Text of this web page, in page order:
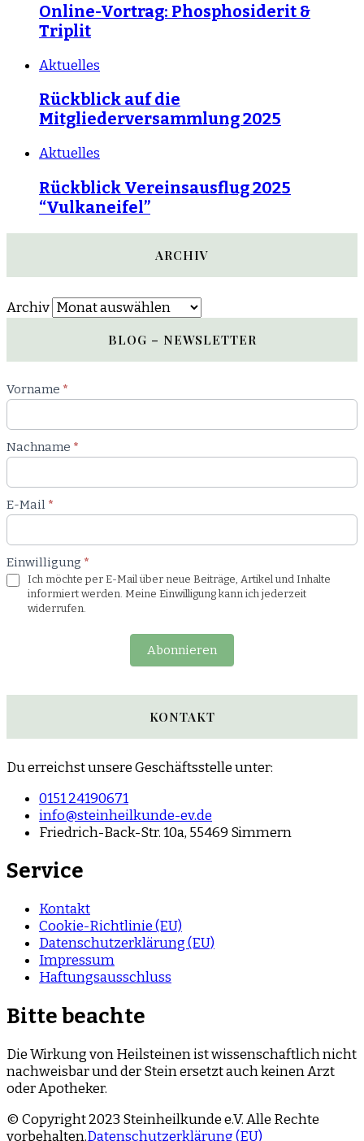
Online-Vortrag: Phosphosiderit &
Triplit
Aktuelles
Rückblick auf die
Mitgliederversammlung 2025
Aktuelles
Rückblick Vereinsausflug 2025
“Vulkaneifel”
ARCHIV
Archiv
BLOG – NEWSLETTER
Newsletter
Blog
Vorname *
Nachname *
E-Mail *
Einwilligung *
Ich möchte per E-Mail über neue Beiträge, Artikel und Inhalte
informiert werden. Meine Einwilligung kann ich jederzeit
widerrufen.
Abonnieren
KONTAKT
Du erreichst unsere Geschäftsstelle unter:
0151 24190671
info@steinheilkunde-ev.de
Friedrich-Back-Str. 10a, 55469 Simmern
Service
Kontakt
Cookie-Richtlinie (EU)
Datenschutzerklärung (EU)
Impressum
Haftungsausschluss
Bitte beachte
Die Wirkung von Heilsteinen ist wissenschaftlich nicht
nachweisbar und der Stein ersetzt auch keinen Arzt
oder Apotheker.
© Copyright 2023 Steinheilkunde e.V. Alle Rechte
vorbehalten.Datenschutzerklärung (EU)